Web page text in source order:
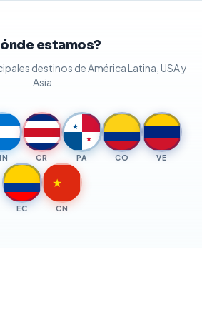
estamos?
destinos de América Latina, USA y
Asia
CR
★
★
PA CO VE
EC
★
CN